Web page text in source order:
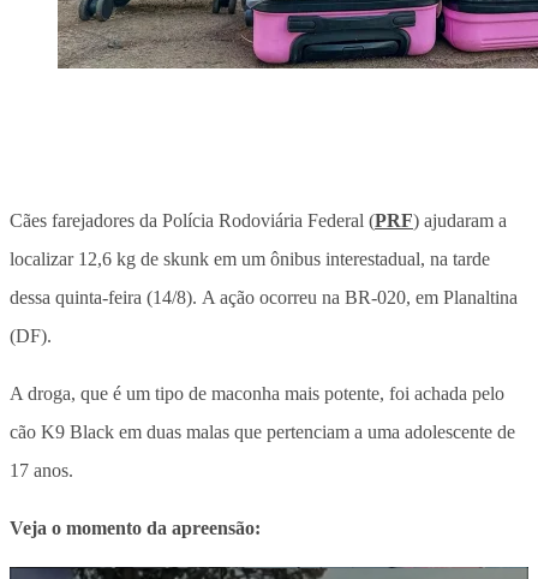
Cães farejadores da Polícia Rodoviária Federal (PRF) ajudaram a
localizar 12,6 kg de skunk em um ônibus interestadual, na tarde
dessa quinta-feira (14/8). A ação ocorreu na BR-020, em Planaltina
(DF).
A droga, que é um tipo de maconha mais potente, foi achada pelo
cão K9 Black em duas malas que pertenciam a uma adolescente de
17 anos.
Veja o momento da apreensão: